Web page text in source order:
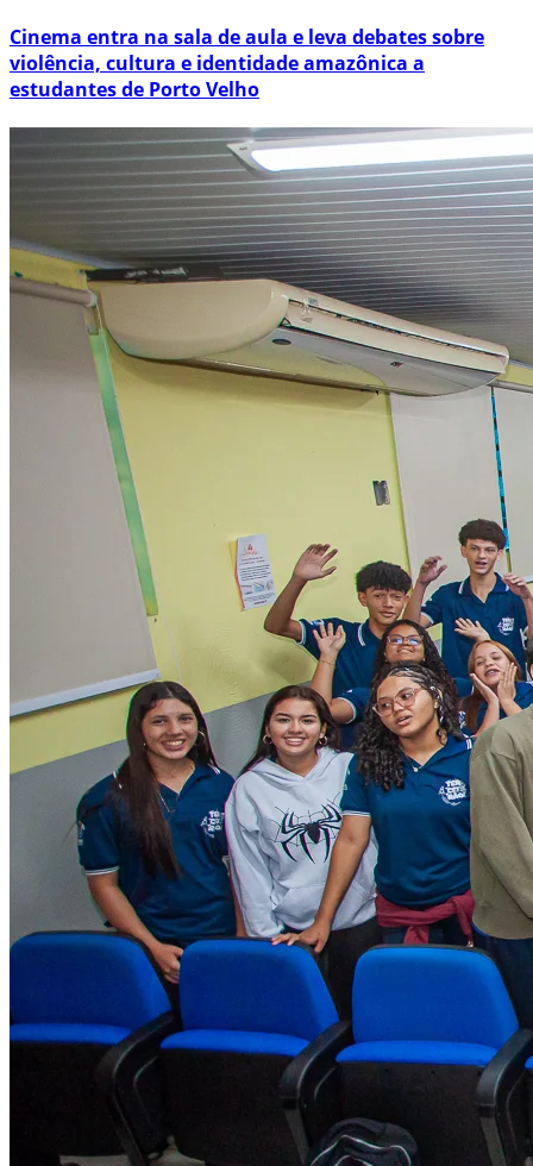
Cinema entra na sala de aula e leva debates sobre
violência, cultura e identidade amazônica a
estudantes de Porto Velho